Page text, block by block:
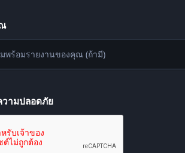
พร้อมรายงานของคุณ (ถ้ามี)
วามปลอดภัย